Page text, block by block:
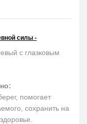
силы -
с глазковым
помогает
сохранить на